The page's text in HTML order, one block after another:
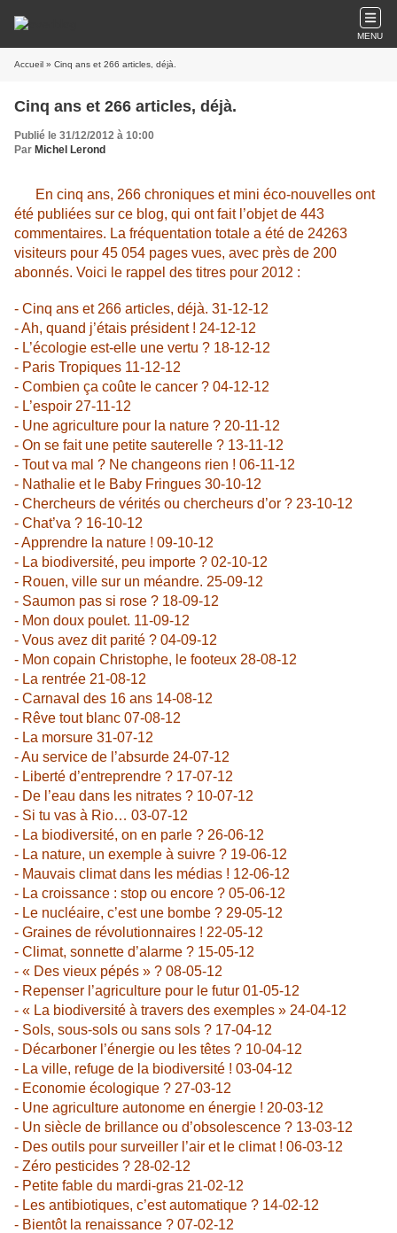
MENU
Accueil » Cinq ans et 266 articles, déjà.
Cinq ans et 266 articles, déjà.
Publié le 31/12/2012 à 10:00
Par Michel Lerond
En cinq ans, 266 chroniques et mini éco-nouvelles ont
été publiées sur ce blog, qui ont fait l’objet de 443
commentaires. La fréquentation totale a été de 24263
visiteurs pour 45 054 pages vues, avec près de 200
abonnés. Voici le rappel des titres pour 2012 :
- Cinq ans et 266 articles, déjà. 31-12-12
- Ah, quand j’étais président ! 24-12-12
- L’écologie est-elle une vertu ? 18-12-12
- Paris Tropiques 11-12-12
- Combien ça coûte le cancer ? 04-12-12
- L’espoir 27-11-12
- Une agriculture pour la nature ? 20-11-12
- On se fait une petite sauterelle ? 13-11-12
- Tout va mal ? Ne changeons rien ! 06-11-12
- Nathalie et le Baby Fringues 30-10-12
- Chercheurs de vérités ou chercheurs d’or ? 23-10-12
- Chat’va ? 16-10-12
- Apprendre la nature ! 09-10-12
- La biodiversité, peu importe ? 02-10-12
- Rouen, ville sur un méandre. 25-09-12
- Saumon pas si rose ? 18-09-12
- Mon doux poulet. 11-09-12
- Vous avez dit parité ? 04-09-12
- Mon copain Christophe, le footeux 28-08-12
- La rentrée 21-08-12
- Carnaval des 16 ans 14-08-12
- Rêve tout blanc 07-08-12
- La morsure 31-07-12
- Au service de l’absurde 24-07-12
- Liberté d’entreprendre ? 17-07-12
- De l’eau dans les nitrates ? 10-07-12
- Si tu vas à Rio… 03-07-12
- La biodiversité, on en parle ? 26-06-12
- La nature, un exemple à suivre ? 19-06-12
- Mauvais climat dans les médias ! 12-06-12
- La croissance : stop ou encore ? 05-06-12
- Le nucléaire, c’est une bombe ? 29-05-12
- Graines de révolutionnaires ! 22-05-12
- Climat, sonnette d’alarme ? 15-05-12
- « Des vieux pépés » ? 08-05-12
- Repenser l’agriculture pour le futur 01-05-12
- « La biodiversité à travers des exemples » 24-04-12
- Sols, sous-sols ou sans sols ? 17-04-12
- Décarboner l’énergie ou les têtes ? 10-04-12
- La ville, refuge de la biodiversité ! 03-04-12
- Economie écologique ? 27-03-12
- Une agriculture autonome en énergie ! 20-03-12
- Un siècle de brillance ou d’obsolescence ? 13-03-12
- Des outils pour surveiller l’air et le climat ! 06-03-12
- Zéro pesticides ? 28-02-12
- Petite fable du mardi-gras 21-02-12
- Les antibiotiques, c’est automatique ? 14-02-12
- Bientôt la renaissance ? 07-02-12